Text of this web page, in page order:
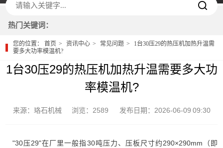
热门关键词：
您的位置：首页 资讯中心 常见问题
1台30压29的热压机加热升温需
要多大功率模温机?
1台30压29的热压机加热升温需要多大功
率模温机?
来源：珞石机械 浏览：2589 发布日期：2026-06-09 09:30
"30压29"在厂里一般指30吨压力、压板尺寸约290×290mm（即